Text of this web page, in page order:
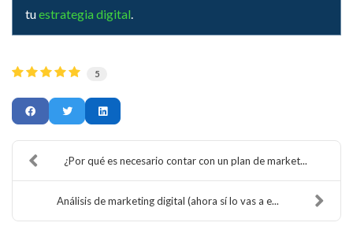
tuestrategia digital.
5
¿Por qué es necesario contar con un plan de market...
Análisis de marketing digital (ahora sí lo vas a e...